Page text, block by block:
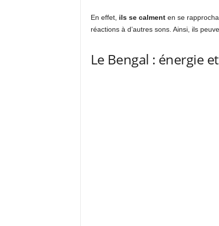
En effet, ils se calmenten se
réactions à d’autres sons. Ainsi, ils
Le Bengal : énergie